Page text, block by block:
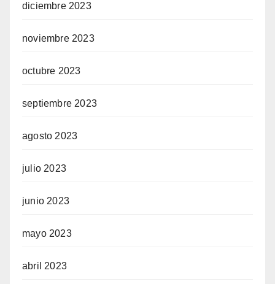
diciembre 2023
noviembre 2023
octubre 2023
septiembre 2023
agosto 2023
julio 2023
junio 2023
mayo 2023
abril 2023